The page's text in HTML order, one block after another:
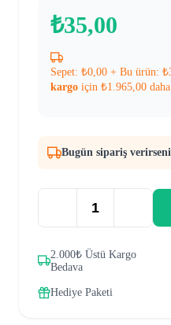
₺35,00
Sepet: ₺0,00 + Bu ürün: ₺
kargo için ₺1.965,00
Bugün sipariş
2.000₺ Üstü Kargo
Bedava
Hediye Paketi